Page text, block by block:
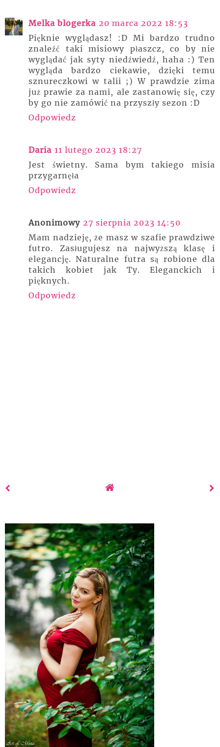
Melka blogerka 20 marca 2022 18:53
Pięknie wyglądasz! :D Mi bardzo trudno
znaleźć taki misiowy płaszcz, co by nie
wyglądać jak syty niedźwiedź, haha :) Ten
wygląda bardzo ciekawie, dzięki temu
sznureczkowi w talii ;) W prawdzie zima
już prawie za nami, ale zastanowię się, czy
by go nie zamówić na przyszły sezon :D
Odpowiedz
Daria 11 lutego 2023 18:27
Jest świetny. Sama bym takiego misia
przygarnęła
Odpowiedz
Anonimowy 27 sierpnia 2023 14:50
Mam nadzieję, że masz w szafie prawdziwe
futro. Zasługujesz na najwyższą klasę i
elegancję. Naturalne futra są robione dla
takich kobiet jak Ty. Eleganckich i
pięknych.
Odpowiedz